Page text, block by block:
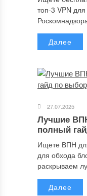
топ-3 VPN
Далее
27.07.2025
Лучшие
полный
Ищете ВПН
для обхода
раскрываем
Далее